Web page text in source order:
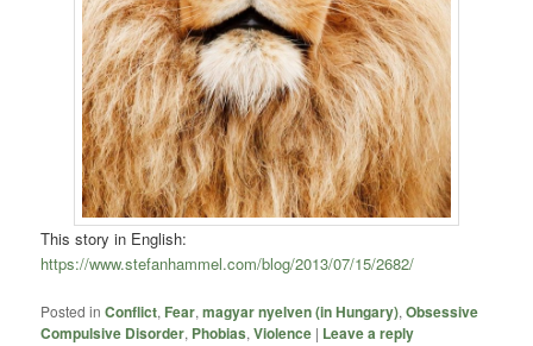
This story in English:
https://www.stefanhammel.com/blog/2013/07/15/2682/
Posted in Conflict, Fear,magyar nyelven (in Hungary),Obsessive
Compulsive Disorder, Phobias,Violence | Leave a reply